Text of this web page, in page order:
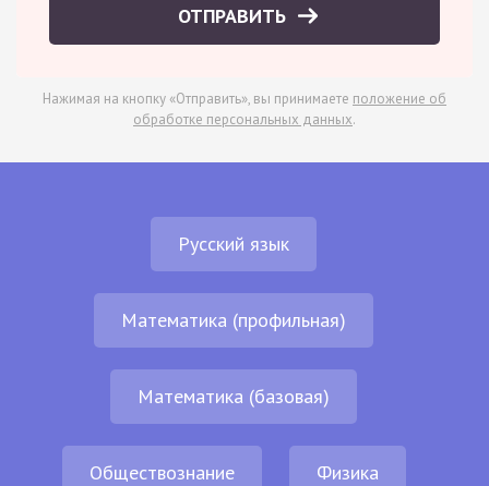
ОТПРАВИТЬ
Нажимая на кнопку «Отправить», вы принимаете положение об
обработке персональных данных.
Русский язык
Математика (профильная)
Математика (базовая)
Обществознание Физика